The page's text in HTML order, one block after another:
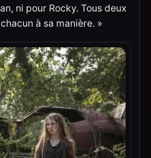
ni pour Rocky. Tous deux
à sa manière. »